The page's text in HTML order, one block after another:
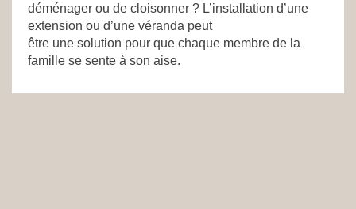
déménager ou de cloisonner ? L’installation d’une
extension ou d’une véranda peut
être une solution pour que chaque membre de la
famille se sente à son aise.